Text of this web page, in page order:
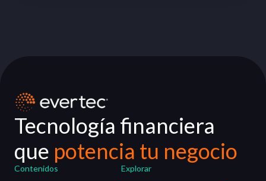
Tecnología financiera
que potencia tu negocio
Contenidos
Explorar